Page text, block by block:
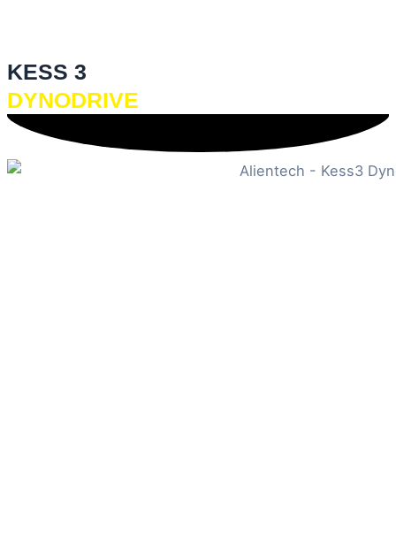
KESS 3
DYNODRIVE